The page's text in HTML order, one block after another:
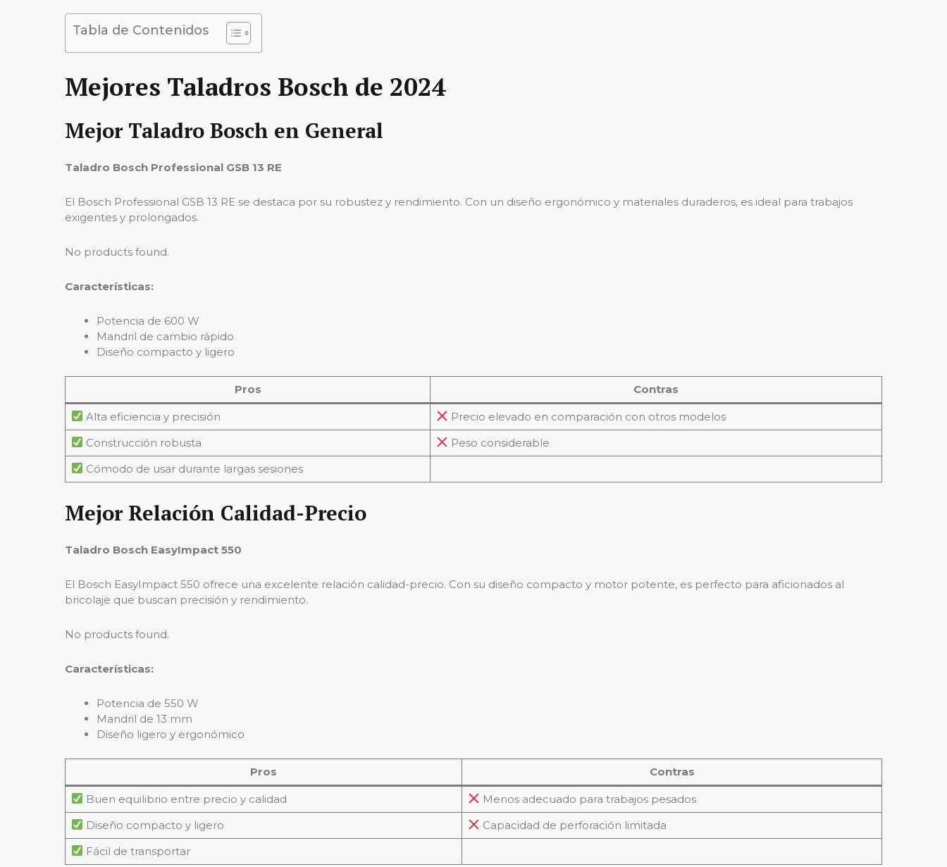
Tabla de Contenidos
Mejores Taladros Bosch de 2024
Mejor Taladro Bosch en General
Taladro Bosch Professional GSB 13 RE
El Bosch Professional GSB 13 RE se destaca por su robustez y rendimiento. Con un diseño ergonómico y materiales duraderos, es ideal para trabajos
exigentes y prolongados.
No products found.
Características:
Potencia de 600 W
Mandril de cambio rápido
Diseño compacto y ligero
Pros Contras
Alta eficiencia y precisión
Precio elevado en comparación con otros modelos
Construcción robusta
Peso considerable
Cómodo de usar durante largas sesiones
Mejor Relación Calidad-Precio
Taladro Bosch EasyImpact 550
El Bosch EasyImpact 550 ofrece una excelente relación calidad-precio. Con su diseño compacto y motor potente, es perfecto para aficionados al
bricolaje que buscan precisión y rendimiento.
No products found.
Características:
Potencia de 550 W
Mandril de 13 mm
Diseño ligero y ergonómico
Pros Contras
Buen equilibrio entre precio y calidad
Menos adecuado para trabajos pesados
Diseño compacto y ligero
Capacidad de perforación limitada
Fácil de transportar